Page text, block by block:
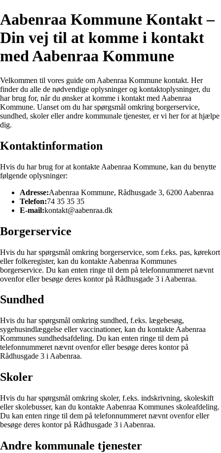
Aabenraa Kommune Kontakt –
Din vej til at komme i kontakt
med Aabenraa Kommune
Velkommen til vores guide om Aabenraa Kommune kontakt. Her
finder du alle de nødvendige oplysninger og kontaktoplysninger, du
har brug for, når du ønsker at komme i kontakt med Aabenraa
Kommune. Uanset om du har spørgsmål omkring borgerservice,
sundhed, skoler eller andre kommunale tjenester, er vi her for at hjælpe
dig.
Kontaktinformation
Hvis du har brug for at kontakte Aabenraa Kommune, kan du benytte
følgende oplysninger:
Adresse:Aabenraa Kommune, Rådhusgade 3, 6200 Aabenraa
Telefon:74 35 35 35
E-mail:kontakt@aabenraa.dk
Borgerservice
Hvis du har spørgsmål omkring borgerservice, som f.eks. pas, kørekort
eller folkeregister, kan du kontakte Aabenraa Kommunes
borgerservice. Du kan enten ringe til dem på telefonnummeret nævnt
ovenfor eller besøge deres kontor på Rådhusgade 3 i Aabenraa.
Sundhed
Hvis du har spørgsmål omkring sundhed, f.eks. lægebesøg,
sygehusindlæggelse eller vaccinationer, kan du kontakte Aabenraa
Kommunes sundhedsafdeling. Du kan enten ringe til dem på
telefonnummeret nævnt ovenfor eller besøge deres kontor på
Rådhusgade 3 i Aabenraa.
Skoler
Hvis du har spørgsmål omkring skoler, f.eks. indskrivning, skoleskift
eller skolebusser, kan du kontakte Aabenraa Kommunes skoleafdeling.
Du kan enten ringe til dem på telefonnummeret nævnt ovenfor eller
besøge deres kontor på Rådhusgade 3 i Aabenraa.
Andre kommunale tjenester